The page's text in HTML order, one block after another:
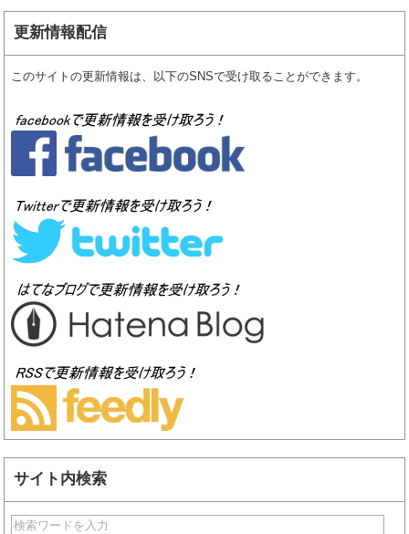
更新情報配信
このサイトの更新情報は、以下のSNSで受け取ることができます。
サイト内検索